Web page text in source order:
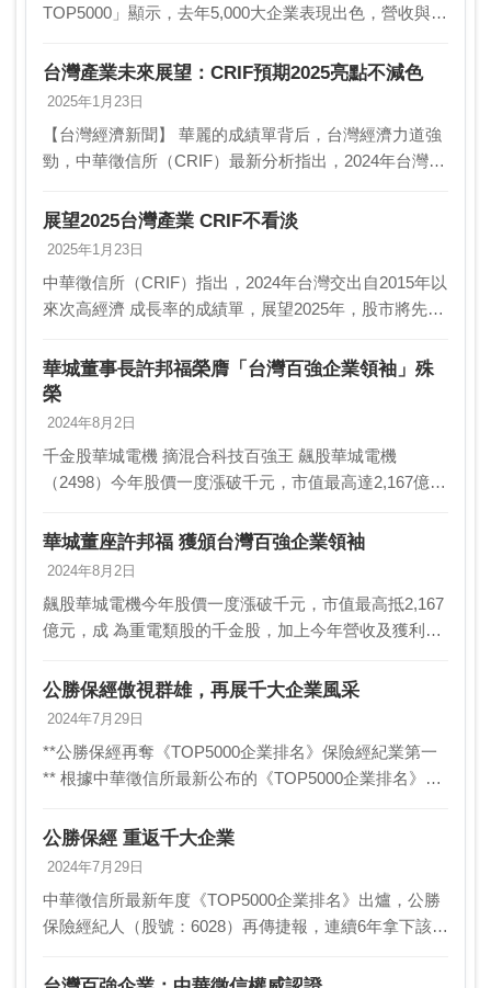
TOP5000」顯示，去年5,000大企業表現出色，營收與稅
44.1％。不過，CRIF表示，5,00…
台灣產業未來展望：CRIF預期2025亮點不減色
2025年1月23日
【台灣經濟新聞】 華麗的成績單背后，台灣經濟力道強
勁，中華徵信所（CRIF）最新分析指出，2024年台灣交
來，股市將經歷一個調整期，隨著全球經濟的…
展望2025台灣產業 CRIF不看淡
2025年1月23日
中華徵信所（CRIF）指出，2024年台灣交出自2015年以
來次高經濟 成長率的成績單，展望2025年，股市將先經
達）積（台積）聯手」下，AI發展不會…
華城董事長許邦福榮膺「台灣百強企業領袖」殊
榮
2024年8月2日
千金股華城電機 摘混合科技百強王 飆股華城電機
（2498）今年股價一度漲破千元，市值最高達2,167億
都將續創史上新高，獲中華徵信所評選為首次混合科…
華城董座許邦福 獲頒台灣百強企業領袖
2024年8月2日
飆股華城電機今年股價一度漲破千元，市值最高抵2,167
億元，成 為重電類股的千金股，加上今年營收及獲利預
科技業百強王座，華城董事長許邦福 更首獲20…
公勝保經傲視群雄，再展千大企業風采
2024年7月29日
**公勝保經再奪《TOP5000企業排名》保險經紀業第一
** 根據中華徵信所最新公布的《TOP5000企業排名》，
「台灣大型企業排名TOP50…
公勝保經 重返千大企業
2024年7月29日
中華徵信所最新年度《TOP5000企業排名》出爐，公勝
保險經紀人（股號：6028）再傳捷報，連續6年拿下該評
業經營績效混合排名第583名的優秀佳…